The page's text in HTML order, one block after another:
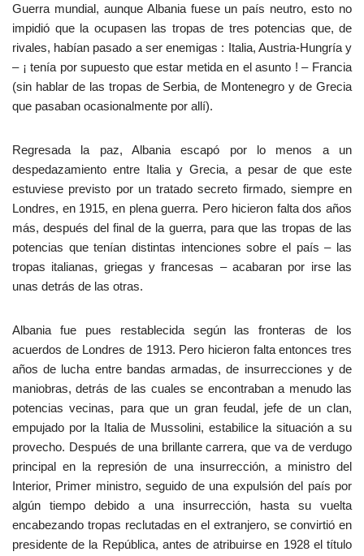
Guerra mundial, aunque Albania fuese un país neutro, esto no
impidió que la ocupasen las tropas de tres potencias que, de
rivales, habían pasado a ser enemigas : Italia, Austria-Hungría y
– ¡ tenía por supuesto que estar metida en el asunto ! – Francia
(sin hablar de las tropas de Serbia, de Montenegro y de Grecia
que pasaban ocasionalmente por allí).
Regresada la paz, Albania escapó por lo menos a un
despedazamiento entre Italia y Grecia, a pesar de que este
estuviese previsto por un tratado secreto firmado, siempre en
Londres, en 1915, en plena guerra. Pero hicieron falta dos años
más, después del final de la guerra, para que las tropas de las
potencias que tenían distintas intenciones sobre el país – las
tropas italianas, griegas y francesas – acabaran por irse las
unas detrás de las otras.
Albania fue pues restablecida según las fronteras de los
acuerdos de Londres de 1913. Pero hicieron falta entonces tres
años de lucha entre bandas armadas, de insurrecciones y de
maniobras, detrás de las cuales se encontraban a menudo las
potencias vecinas, para que un gran feudal, jefe de un clan,
empujado por la Italia de Mussolini, estabilice la situación a su
provecho. Después de una brillante carrera, que va de verdugo
principal en la represión de una insurrección, a ministro del
Interior, Primer ministro, seguido de una expulsión del país por
algún tiempo debido a una insurrección, hasta su vuelta
encabezando tropas reclutadas en el extranjero, se convirtió en
presidente de la República, antes de atribuirse en 1928 el título